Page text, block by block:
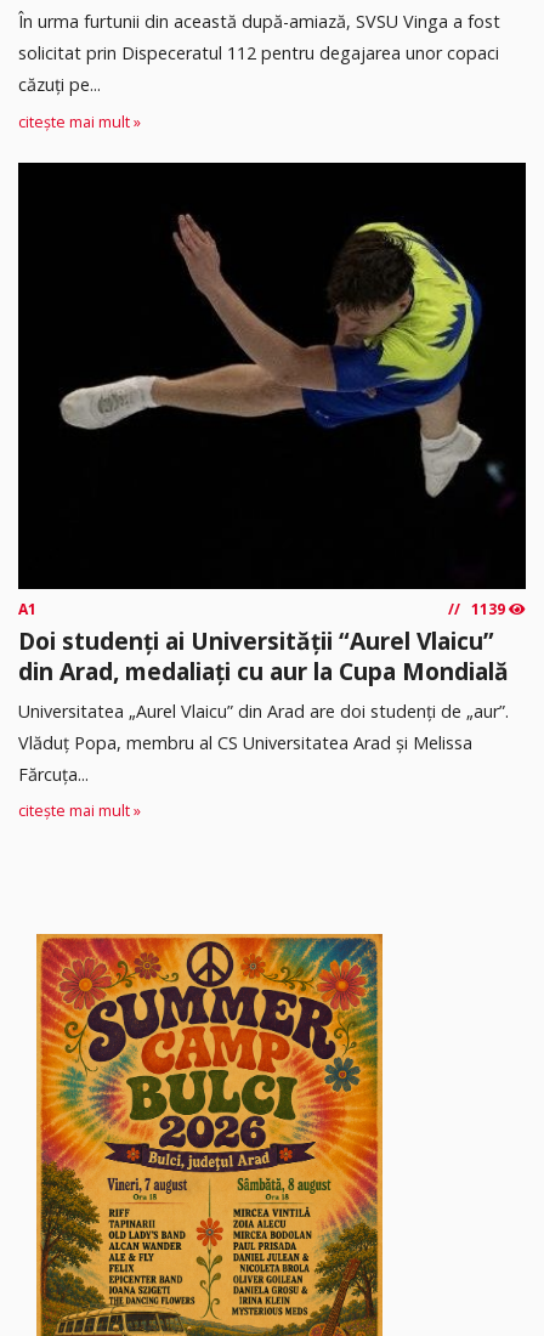
În urma furtunii din această după-amiază, SVSU Vinga a fost
solicitat prin Dispeceratul 112 pentru degajarea unor copaci
căzuți pe...
citește mai mult »
A1 1139
Doi studenți ai Universității “Aurel Vlaicu”
din Arad, medaliați cu aur la Cupa Mondială
Universitatea „Aurel Vlaicu” din Arad are doi studenți de „aur”.
Vlăduț Popa, membru al CS Universitatea Arad și Melissa
Fărcuța...
citește mai mult »